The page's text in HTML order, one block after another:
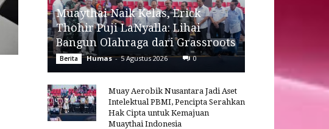
Muaythai Naik Kelas, Erick
Thohir Puji LaNyalla: Lihai
Bangun Olahraga dari Grassroots
Berita Humas - 5 Agustus 2026 0
Muay Aerobik Nusantara Jadi Aset
Intelektual PBMI, Pencipta Serahkan
Hak Cipta untuk Kemajuan
Muaythai Indonesia